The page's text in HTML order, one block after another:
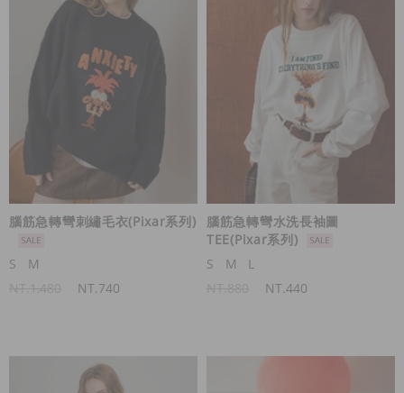
腦筋急轉彎刺繡毛衣(Pixar系列)
S
M
NT.740
腦筋急轉彎水洗長袖圖
TEE(Pixar系列)
S
M
L
NT.440